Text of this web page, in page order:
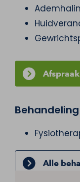
Alle